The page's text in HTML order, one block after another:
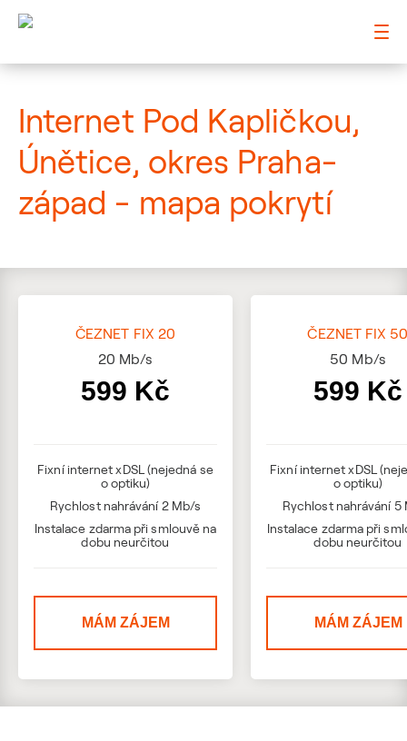
Internet Pod Kapličkou,
Únětice, okres Praha-
západ - mapa pokrytí
ČEZNET FIX 20
20 Mb/s
599 Kč
Fixní internet xDSL (nejedná se
o optiku)
Rychlost nahrávání 2 Mb/s
Instalace zdarma při smlouvě na
dobu neurčitou
MÁM ZÁJEM
ČEZNET FIX
50 Mb/s
599 Kč
Fixní internet xDSL
o optiku)
Rychlost nahrávání 5
Instalace zdarma při
dobu neurčitou
MÁM ZÁJEM
: Mapa pokrytí ulice